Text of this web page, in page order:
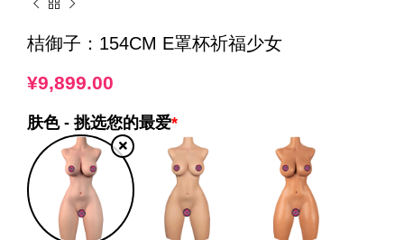
桔御子：154CM E罩杯祈福少女
¥9,899.00
*
肤色 - 挑选您的最爱